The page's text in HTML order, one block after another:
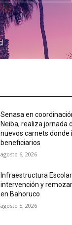
Senasa en
Neiba, realiza jornada
nuevos carnets donde
beneficiarios
agosto 6, 2026
Infraestructura
intervención y
en Bahoruco
agosto 5, 2026